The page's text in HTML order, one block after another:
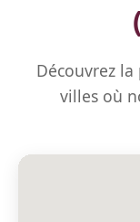
Découvrez
villes où